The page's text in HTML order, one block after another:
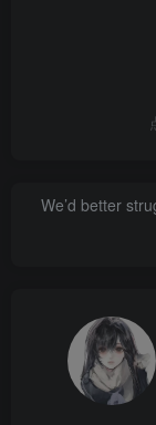
We’d better